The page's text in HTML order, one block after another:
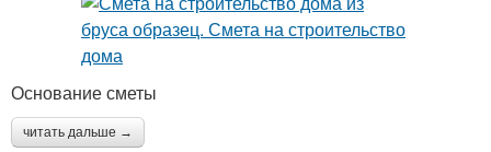
Основание сметы
читать дальше →